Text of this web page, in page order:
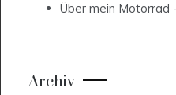
Über mein Motorrad
Archiv